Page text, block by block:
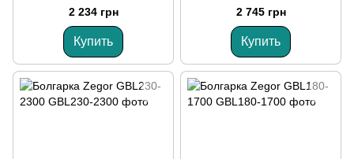
аккумулятора
2 234 грн
Купить
2 745 грн
Купить